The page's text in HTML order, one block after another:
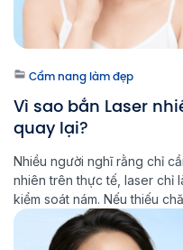
Cẩm nang làm đẹp
Vì sao bắn Laser
quay lại?
Nhiều người nghĩ rằng chỉ
nhiên trên thực tế, laser chỉ
kiểm soát nám. Nếu thiếu
sẽ khó ổn định lâu dài và